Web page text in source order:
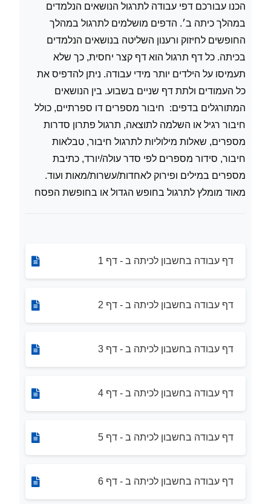
הכנו עבורכם דפי עבודה לתרגול הנושאים הנלמדים
במהלך כיתה ב׳. הדפים מושלמים לתרגול במהלך
החופשים לחיזוק ורענון השליטה בנושאים הנלמדים
בכיתה. כל דף תרגול הוא דף קצר יחסית, כך שלא
תעמיסו על הילדים יותר מידי עבודה. ניתן להדפיס את
כל העמודים ולתת דף שניים בשבוע. בין הנושאים
המתורגלים בדפים: חיבור מספרים דו ספרתיים, כולל
חיבור רגיל או השלמה לתוצאה, תרגול פתרון סדרות
מספרים, שאלות מילוליות לתרגול חיבור, טבלאות
חיבור, סידור מספרים לפי סדר עולה/יורד, כתיבת
מספרים במילים ופירוק לאחדות/עשרות/מאות ועוד.
מאוד מומלץ לתרגול בחופש הגדול או בחופשת הפסח
דף עבודה בחשבון לכיתה ב - דף 1
דף עבודה בחשבון לכיתה ב - דף 2
דף עבודה בחשבון לכיתה ב - דף 3
דף עבודה בחשבון לכיתה ב - דף 4
דף עבודה בחשבון לכיתה ב - דף 5
דף עבודה בחשבון לכיתה ב - דף 6